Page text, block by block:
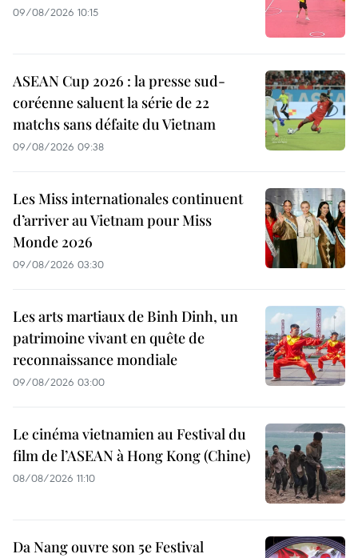
09/08/2026 10:15
ASEAN Cup 2026 : la presse sud-
coréenne saluent la série de 22
matchs sans défaite du Vietnam
09/08/2026 09:38
Les Miss internationales continuent
d’arriver au Vietnam pour Miss
Monde 2026
09/08/2026 03:30
Les arts martiaux de Binh Dinh, un
patrimoine vivant en quête de
reconnaissance mondiale
09/08/2026 03:00
Le cinéma vietnamien au Festival du
film de l’ASEAN à Hong Kong (Chine)
08/08/2026 11:10
Da Nang ouvre son 5e Festival